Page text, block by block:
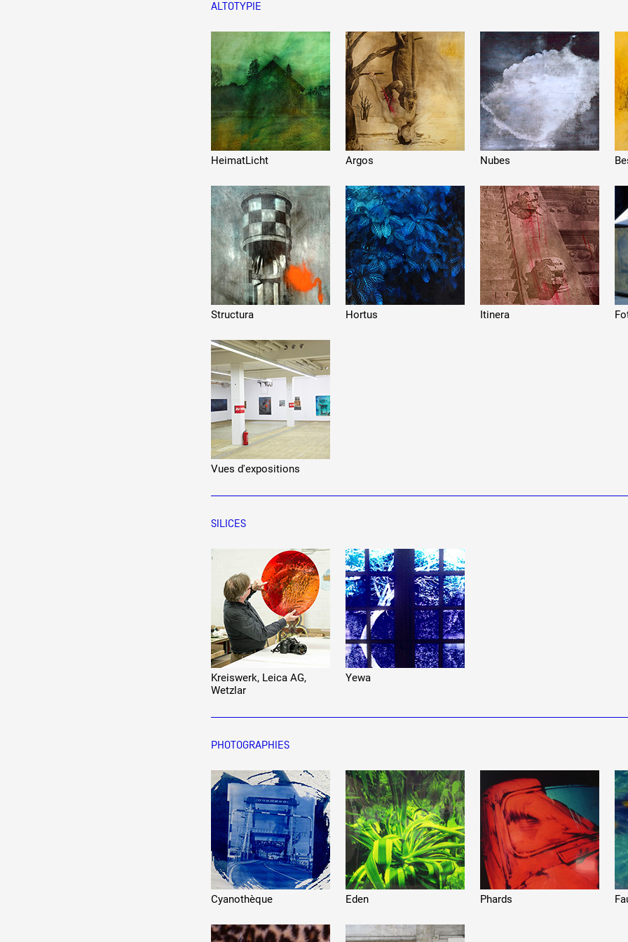
Production vidéo
1% œuvres dans l'espace public
Réseau documents d'artistes
ALTOTYPIE
HeimatLicht Argos Nubes
Structura Hortus Itinera
Vues d'expositions
SILICES
Kreiswerk, Leica AG,
Wetzlar
Yewa
PHOTOGRAPHIES
Cyanothèque Eden Phards